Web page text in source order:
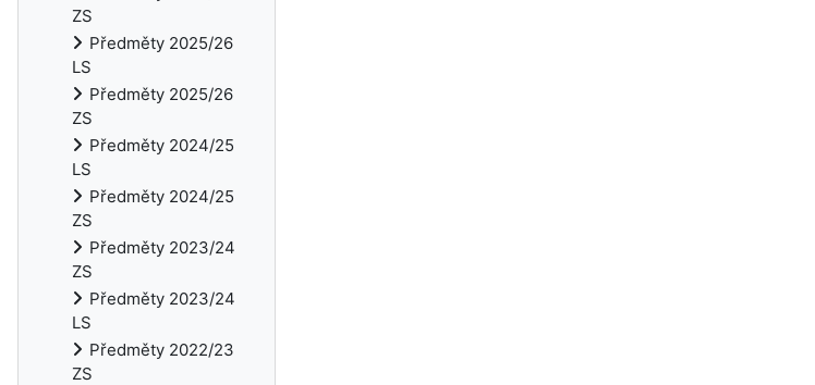
ZS
Předměty 2025/26
LS
Předměty 2025/26
ZS
Předměty 2024/25
LS
Předměty 2024/25
ZS
Předměty 2023/24
ZS
Předměty 2023/24
LS
Předměty 2022/23
ZS